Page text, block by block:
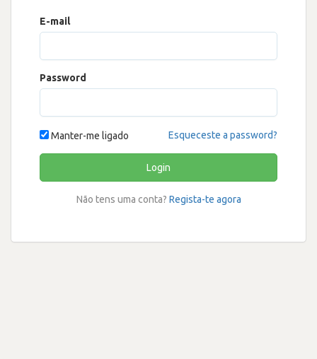
E-mail
Password
Manter-me ligado Esqueceste a password?
Login
Não tens uma conta? Regista-te agora